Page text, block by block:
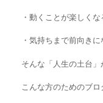
・動くことが楽しくな
・気持ちまで前向きに
そんな「人生の土台」
こんな方のためのブロ